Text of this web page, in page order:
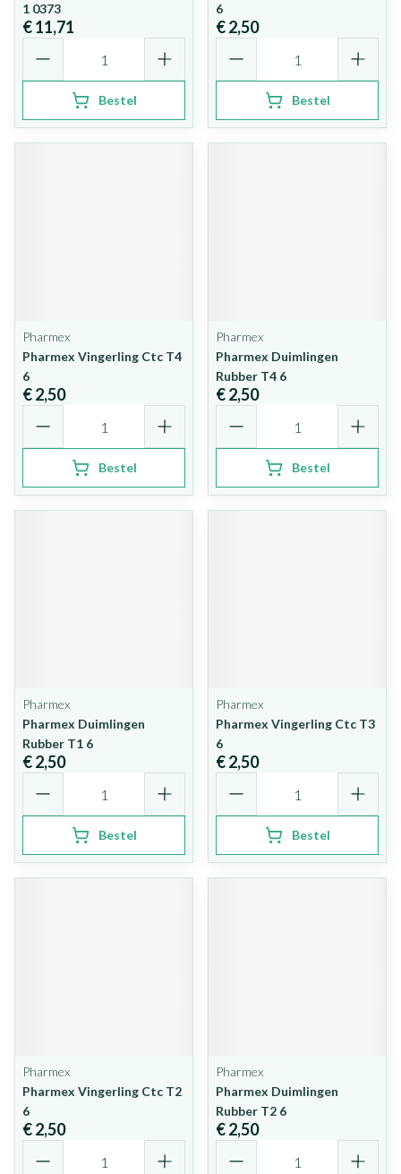
1 0373
€ 11,71
Bestel
6
€ 2,50
Bestel
Pharmex
Pharmex Vingerling Ctc T4
6
€ 2,50
Bestel
Pharmex
Pharmex Duimlingen
Rubber T4 6
€ 2,50
Bestel
Pharmex
Pharmex Duimlingen
Rubber T1 6
€ 2,50
Bestel
Pharmex
Pharmex Vingerling Ctc T3
6
€ 2,50
Bestel
Pharmex
Pharmex Vingerling Ctc T2
6
€ 2,50
Pharmex
Pharmex Duimlingen
Rubber T2 6
€ 2,50